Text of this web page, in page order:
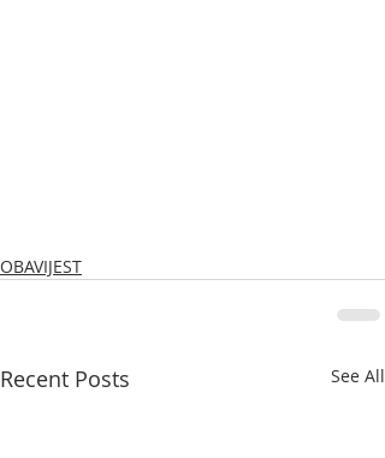
OBAVIJEST
Recent Posts See All